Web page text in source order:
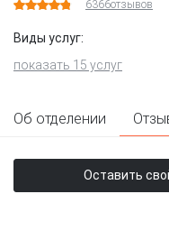
6366отзывов
Виды услуг:
показать 15 услуг
Об отделении
Оставить